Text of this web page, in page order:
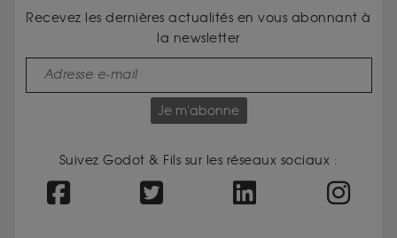
Recevez les dernières actualités en vous abonnant à
la newsletter
Je m'abonne
Suivez Godot & Fils sur les réseaux sociaux :